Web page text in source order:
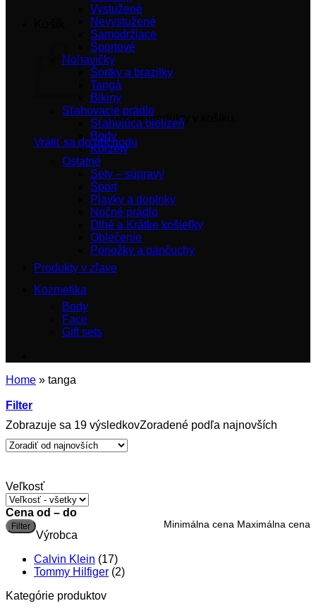
Žiadne produkty v košíku.
Vrátiť sa do obchodu
Vystužené
Nevystužené
Samodržiace
Športové
Nohavičky
Šortky a brazilky
Tangá
Bikiny
Sťahovacie prádlo
Sťahujúca bielizeň
Body
Korzety
Ostatné
Sety – súpravy
Šport
Plavky a doplnky
Nočné prádlo
Dlhé a Krátke košieľky
Oblečenie
Ponožky a pančuchy
Produkty v zľave
Kozmetika
Body
Face
Gift sets
Home » tanga
Filter
Zobrazuje sa 19 výsledkovZoradené podľa najnovších
Veľkosť
Cena od – do
Minimálna cena Maximálna cena
Filter
Výrobca
Calvin Klein (17)
Tommy Hilfiger (2)
Kategórie produktov